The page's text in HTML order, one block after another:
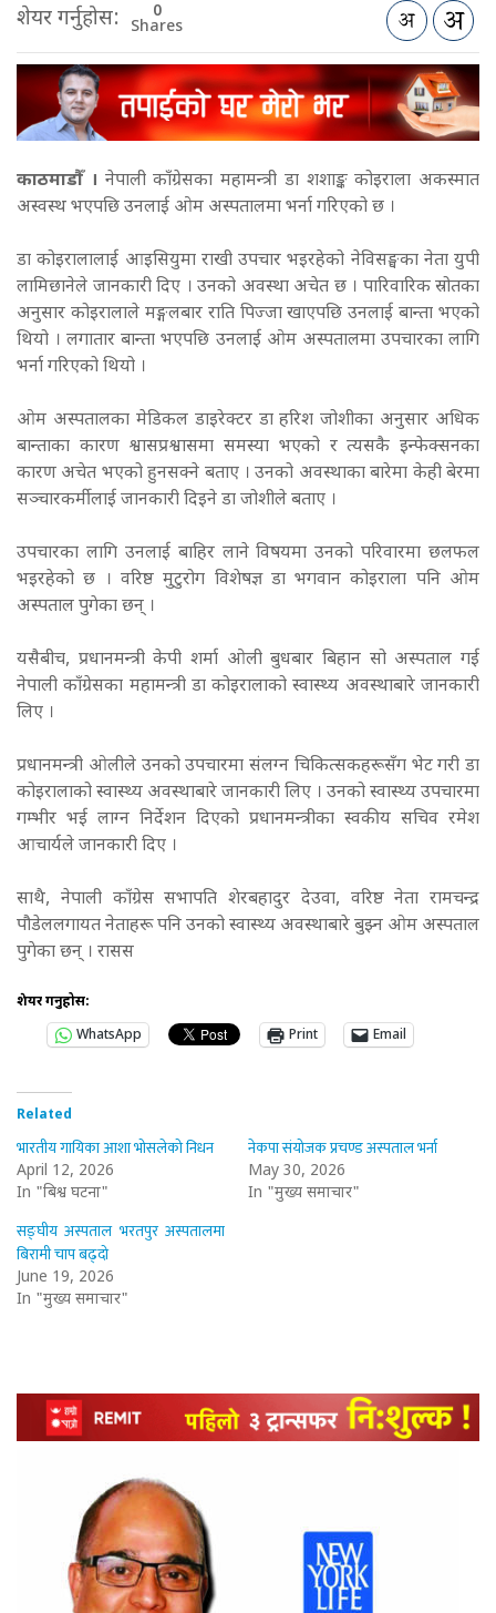
शेयर गर्नुहोस: 0
Shares
काठमाडौँ । नेपाली काँग्रेसका महामन्त्री डा शशाङ्क कोइराला अकस्मात
अस्वस्थ भएपछि उनलाई ओम अस्पतालमा भर्ना गरिएको छ ।
डा कोइरालालाई आइसियुमा राखी उपचार भइरहेको नेविसङ्घका नेता युपी
लामिछानेले जानकारी दिए । उनको अवस्था अचेत छ । पारिवारिक स्रोतका
अनुसार कोइरालाले मङ्गलबार राति पिज्जा खाएपछि उनलाई बान्ता भएको
थियो । लगातार बान्ता भएपछि उनलाई ओम अस्पतालमा उपचारका लागि
भर्ना गरिएको थियो ।
ओम अस्पतालका मेडिकल डाइरेक्टर डा हरिश जोशीका अनुसार अधिक
बान्ताका कारण श्वासप्रश्वासमा समस्या भएको र त्यसकै इन्फेक्सनका
कारण अचेत भएको हुनसक्ने बताए । उनको अवस्थाका बारेमा केही बेरमा
सञ्चारकर्मीलाई जानकारी दिइने डा जोशीले बताए ।
उपचारका लागि उनलाई बाहिर लाने विषयमा उनको परिवारमा छलफल
भइरहेको छ । वरिष्ठ मुटुरोग विशेषज्ञ डा भगवान कोइराला पनि ओम
अस्पताल पुगेका छन् ।
यसैबीच, प्रधानमन्त्री केपी शर्मा ओली बुधबार बिहान सो अस्पताल गई
नेपाली काँग्रेसका महामन्त्री डा कोइरालाको स्वास्थ्य अवस्थाबारे जानकारी
लिए ।
प्रधानमन्त्री ओलीले उनको उपचारमा संलग्न चिकित्सकहरूसँग भेट गरी डा
कोइरालाको स्वास्थ्य अवस्थाबारे जानकारी लिए । उनको स्वास्थ्य उपचारमा
गम्भीर भई लाग्न निर्देशन दिएको प्रधानमन्त्रीका स्वकीय सचिव रमेश
आचार्यले जानकारी दिए ।
साथै, नेपाली काँग्रेस सभापति शेरबहादुर देउवा, वरिष्ठ नेता रामचन्द्र
पौडेललगायत नेताहरू पनि उनको स्वास्थ्य अवस्थाबारे बुझ्न ओम अस्पताल
पुगेका छन् । रासस
शेयर गर्नुहोस:
WhatsApp
Print Email
Related
भारतीय गायिका आशा भोसलेको निधन
April 12, 2026
In "बिश्व घटना"
नेकपा संयोजक प्रचण्ड अस्पताल भर्ना
May 30, 2026
In "मुख्य समाचार"
सङ्घीय अस्पताल भरतपुर अस्पतालमा
बिरामी चाप बढ्दो
June 19, 2026
In "मुख्य समाचार"